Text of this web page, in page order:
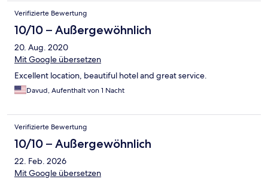
Verifizierte Bewertung
10/10 – Außergewöhnlich
20. Aug. 2020
Mit Google übersetzen
Excellent location, beautiful hotel and great service.
Davud, Aufenthalt von 1 Nacht
Verifizierte Bewertung
10/10 – Außergewöhnlich
22. Feb. 2026
Mit Google übersetzen